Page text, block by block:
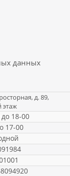
данных
д. 89,
этаж
18-00
17-00